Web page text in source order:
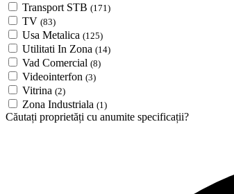
Transport STB (171)
TV (83)
Usa Metalica (125)
Utilitati In Zona (14)
Vad Comercial (8)
Videointerfon (3)
Vitrina (2)
Zona Industriala (1)
Căutați proprietăți cu anumite specificații?